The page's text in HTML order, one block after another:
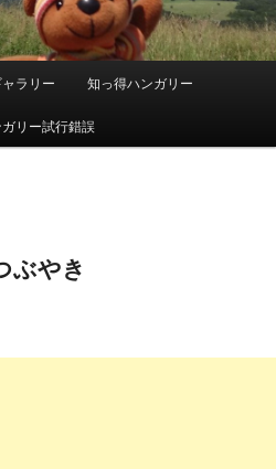
ラリー 知っ得ハンガリー
リー試行錯誤
やき